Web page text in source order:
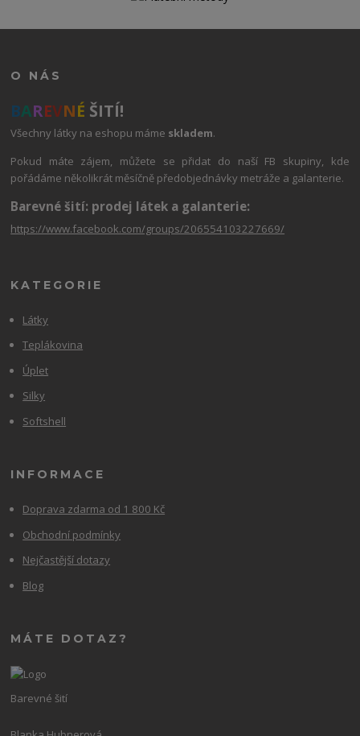
O NÁS
BAREVNÉ ŠITÍ!
Všechny látky na eshopu máme skladem.
Pokud máte zájem, můžete se přidat do naší FB skupiny, kde
pořádáme několikrát měsíčně předobjednávky metráže a galanterie.
Barevné šití: prodej látek a galanterie:
https://www.facebook.com/groups/206554103227669/
KATEGORIE
Látky
Teplákovina
Úplet
Silky
Softshell
INFORMACE
Doprava zdarma od 1 800 Kč
Obchodní podmínky
Nejčastější dotazy
Blog
MÁTE DOTAZ?
Barevné šití